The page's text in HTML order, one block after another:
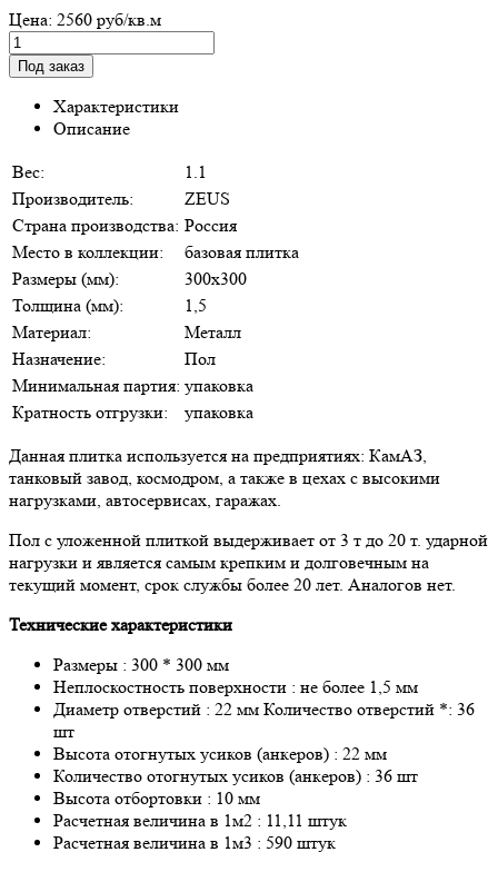
Цена: 2560 руб/кв.м
Характеристики
Описание
Вес:
1.1
Производитель:
ZEUS
Страна производства: Россия
Место в коллекции:
базовая плитка
Размеры (мм):
300х300
Толщина (мм):
1,5
Материал:
Металл
Назначение:
Пол
Минимальная партия: упаковка
Кратность отгрузки:
упаковка
Данная плитка используется на предприятиях: КамАЗ,
танковый завод, космодром, а также в цехах с высокими
нагрузками, автосервисах, гаражах.
Пол с уложенной плиткой выдерживает от 3 т до 20 т. ударной
нагрузки и является самым крепким и долговечным на
текущий момент, срок службы более 20 лет. Аналогов нет.
Технические характеристики
Размеры : 300 * 300 мм
Неплоскостность поверхности : не более 1,5 мм
Диаметр отверстий : 22 мм Количество отверстий *: 36
шт
Высота отогнутых усиков (анкеров) : 22 мм
Количество отогнутых усиков (анкеров) : 36 шт
Высота отбортовки : 10 мм
Расчетная величина в 1м2 : 11,11 штук
Расчетная величина в 1м3 : 590 штук